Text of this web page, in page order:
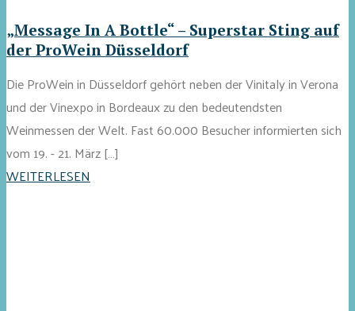
„Message In A Bottle“ – Superstar Sting auf
der ProWein Düsseldorf
Die ProWein in Düsseldorf gehört neben der Vinitaly in Verona
und der Vinexpo in Bordeaux zu den bedeutendsten
Weinmessen der Welt. Fast 60.000 Besucher informierten sich
vom 19. - 21. März […]
WEITERLESEN